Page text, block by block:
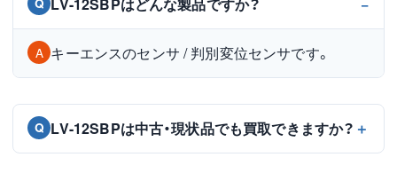
LV-12SBPはどんな製品ですか？
A キーエンスのセンサ / 判別変位センサです。
Q LV-12SBPは中古・現状品でも買取できますか？